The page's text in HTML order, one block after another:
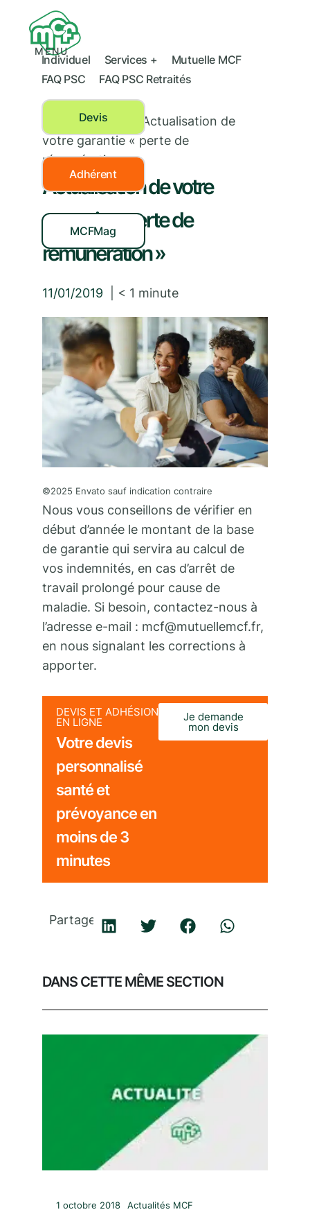
MENU
Individuel Services +
Mutuelle MCF
FAQ PSC
FAQ PSC Retraités
Devis
Adhérent
MCFMag
Actualités MCF
Actualisation de
votre garantie « perte de
rémunération »
Actualisation de votre
garantie « perte de
rémunération »
11/01/2019 < 1 minute
©2025 Envato sauf indication contraire
Nous vous conseillons de vérifier en
début d’année le montant de la base
de garantie qui servira au calcul de
vos indemnités, en cas d’arrêt de
travail prolongé pour cause de
maladie. Si besoin, contactez-nous à
l’adresse e-mail : mcf@mutuellemcf.fr,
en nous signalant les corrections à
apporter.
DEVIS ET ADHÉSION
EN LIGNE
Votre devis
personnalisé
santé et
prévoyance en
moins de 3
minutes
Je demande
mon devis
Partager
DANS CETTE MÊME SECTION
1 octobre 2018 Actualités MCF